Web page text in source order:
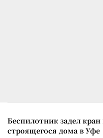
Беспилотник задел
строящегося дома в Уфе